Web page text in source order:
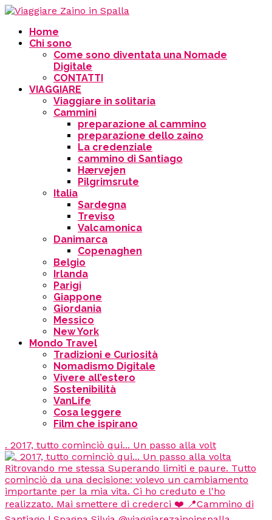
Home
Chi sono
Come sono diventata una Nomade
Digitale
CONTATTI
VIAGGIARE
Viaggiare in solitaria
Cammini
preparazione al cammino
preparazione dello zaino
La credenziale
cammino di Santiago
Hærvejen
Pilgrimsrute
Italia
Sardegna
Treviso
Valcamonica
Danimarca
Copenaghen
Belgio
Irlanda
Parigi
Giappone
Giordania
Messico
New York
Mondo Travel
Tradizioni e Curiosità
Nomadismo Digitale
Vivere all’estero
Sostenibilità
VanLife
Cosa leggere
Film che ispirano
. 2017, tutto cominciò qui... Un passo alla volt